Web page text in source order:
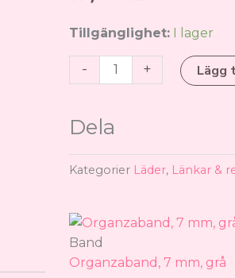
Tillgänglighet: I lager
-
Läderrem
mm,
+ Lägg
Dela
Kategorier Läder, Länkar &
Band
Organzaband, 7 mm, grå